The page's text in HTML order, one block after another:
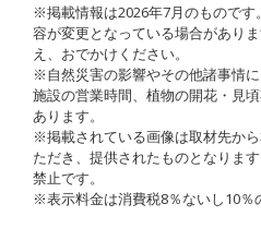
※掲載情報は2026年7月のもので
容が変更となっている場合があり
え、おでかけください。
※自然災害の影響やその他諸事情に
施設の営業時間、植物の開花・見
あります。
※掲載されている画像は取材先か
ただき、提供されたものとなりま
禁止です。
※表示料金は消費税8％ないし10％